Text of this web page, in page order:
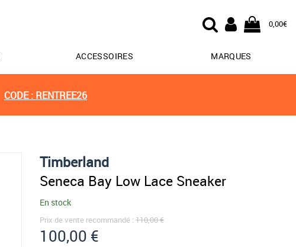
0,00€
ACCESSOIRES MARQUES
CODE : RENTREE26
Timberland
Seneca Bay Low Lace Sneaker
En stock
Prix de vente recommandé : 110,00 €
100,00 €